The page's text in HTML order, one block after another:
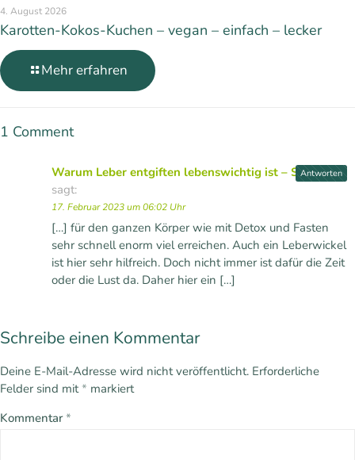
4. August 2026
Karotten-Kokos-Kuchen – vegan – einfach – lecker
Mehr erfahren
1 Comment
Warum Leber entgiften lebenswichtig ist – Sirovita
sagt:
17. Februar 2023 um 06:02 Uhr
[…] für den ganzen Körper wie mit Detox und Fasten
sehr schnell enorm viel erreichen. Auch ein Leberwickel
ist hier sehr hilfreich. Doch nicht immer ist dafür die Zeit
oder die Lust da. Daher hier ein […]
Antworten
Schreibe einen Kommentar
Deine E-Mail-Adresse wird nicht veröffentlicht. Erforderliche
Felder sind mit * markiert
Kommentar *